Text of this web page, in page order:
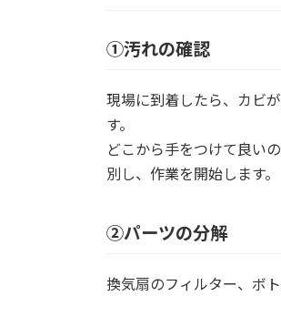
①汚れの確認
現場に到着したら、カビ
す。
どこから手をつけて良い
別し、作業を開始します。
②パーツの分解
換気扇のフィルター、ボ